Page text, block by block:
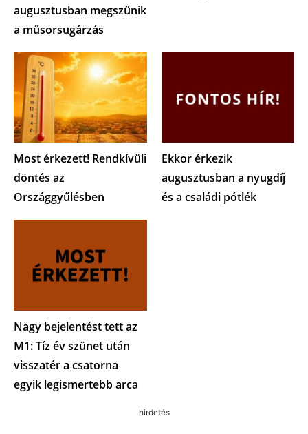
augusztusban megszűnik
a műsorsugárzás
Most érkezett! Rendkívüli
döntés az
Országgyűlésben
Ekkor érkezik
augusztusban a nyugdíj
és a családi pótlék
Nagy bejelentést tett az
M1: Tíz év szünet után
visszatér a csatorna
egyik legismertebb arca
hirdetés